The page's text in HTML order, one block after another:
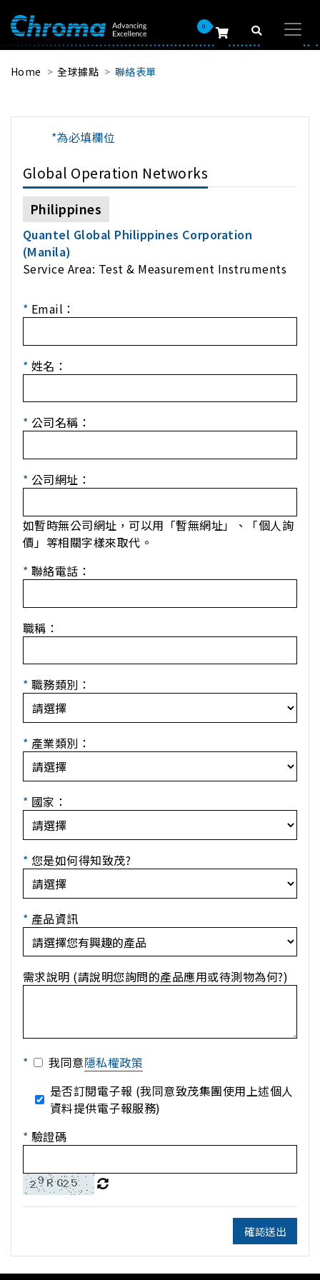
0
Home 全球據點 聯絡表單
*為必填欄位
Global Operation Networks
Philippines
Quantel Global Philippines Corporation
(Manila)
Service Area: Test & Measurement Instruments
* Email：
* 姓名：
* 公司名稱：
* 公司網址：
如暫時無公司網址，可以用「暫無網址」、「個人詢
價」等相關字樣來取代。
* 聯絡電話：
職稱：
* 職務類別：
* 產業類別：
* 國家：
* 您是如何得知致茂?
* 產品資訊
需求說明 (請說明您詢問的產品應用或待測物為何?)
* 我同意隱私權政策
是否訂閱電子報 (我同意致茂集團使用上述個人
資料提供電子報服務)
* 驗證碼
確認送出